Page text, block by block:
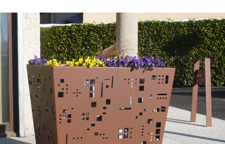
RÉALISATIONS
BLOG
CONTACT